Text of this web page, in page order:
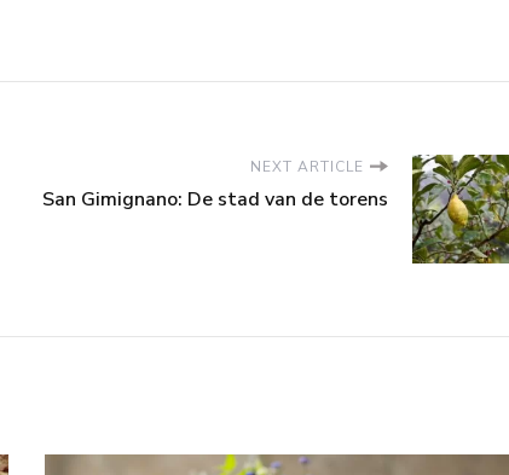
NEXT ARTICLE
San Gimignano: De stad van de torens